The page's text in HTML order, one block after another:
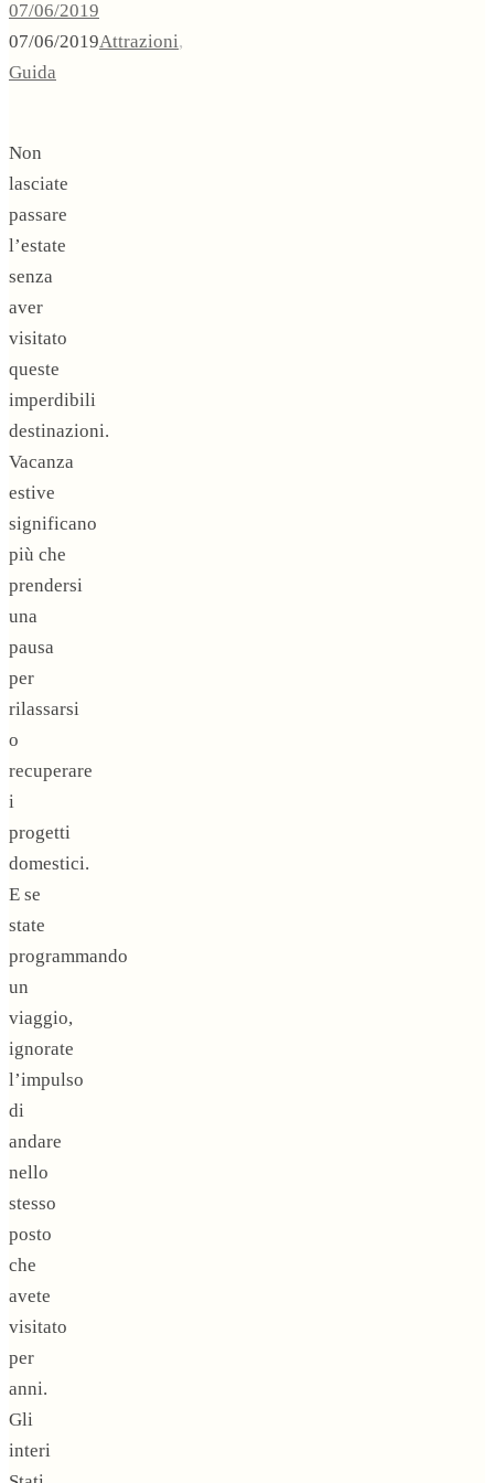
07/06/2019
07/06/2019Attrazioni,
Guida
Non
lasciate
passare
l’estate
senza
aver
visitato
queste
imperdibili
destinazioni.
Vacanza
estive
significano
più che
prendersi
una
pausa
per
rilassarsi
o
recuperare
i
progetti
domestici.
E se
state
programmando
un
viaggio,
ignorate
l’impulso
di
andare
nello
stesso
posto
che
avete
visitato
per
anni.
Gli
interi